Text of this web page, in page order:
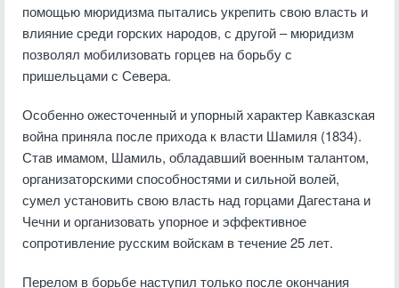
помощью мюридизма пытались укрепить свою власть и
влияние среди горских народов, с другой – мюридизм
позволял мобилизовать горцев на борьбу с
пришельцами с Севера.
Особенно ожесточенный и упорный характер Кавказская
война приняла после прихода к власти Шамиля (1834).
Став имамом, Шамиль, обладавший военным талантом,
организаторскими способностями и сильной волей,
сумел установить свою власть над горцами Дагестана и
Чечни и организовать упорное и эффективное
сопротивление русским войскам в течение 25 лет.
Перелом в борьбе наступил только после окончания